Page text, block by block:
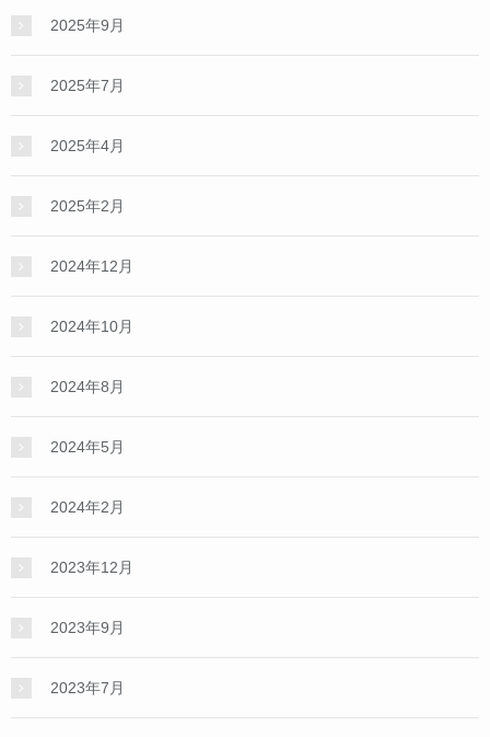
2025年9月
2025年7月
2025年4月
2025年2月
2024年12月
2024年10月
2024年8月
2024年5月
2024年2月
2023年12月
2023年9月
2023年7月